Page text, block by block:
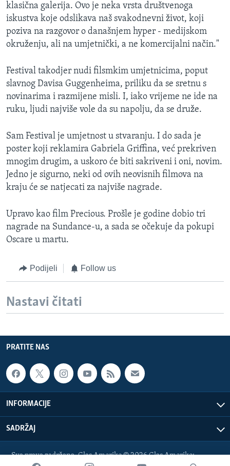
klasična galerija. Ovo je neka vrsta društvenoga
iskustva koje odslikava naš svakodnevni život, koji
poziva na razgovor o današnjem hyper - medijskom
okruženju, ali na umjetnički, a ne komercijalni način."
Festival takodjer nudi filsmkim umjetnicima, poput
slavnog Davisa Guggenheima, priliku da se sretnu s
novinarima i razmijene misli. I, iako vrijeme ne ide na
ruku, ljudi najviše vole da su napolju, da se druže.
Sam Festival je umjetnost u stvaranju. I do sada je
poster koji reklamira Gabriela Griffina, već prekriven
mnogim drugim, a uskoro će biti sakriveni i oni, novim.
Jedno je sigurno, neki od ovih neovisnih filmova na
kraju će se natjecati za najviše nagrade.
Upravo kao film Precious. Prošle je godine dobio tri
nagrade na Sundance-u, a sada se očekuje da pokupi
Oscare u martu.
Podijeli Follow us
Nastavi čitati
PRATITE NAS
INFORMACIJE
SADRŽAJ
Sva prava zadržana. Glas Amerike © 2026 Glas Amerike: